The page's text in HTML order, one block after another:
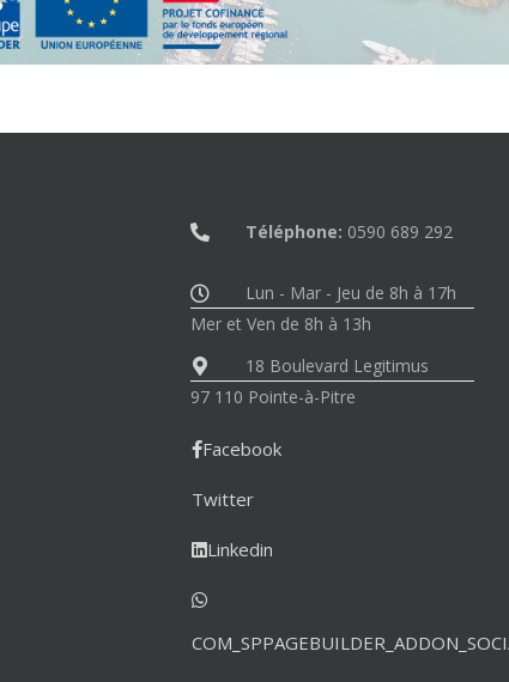
Téléphone: 0590 689 292
Lun - Mar - Jeu de 8h à 17h
Mer et Ven de 8h à 13h
18 Boulevard Legitimus
97 110 Pointe-à-Pitre
Facebook
Twitter
Linkedin